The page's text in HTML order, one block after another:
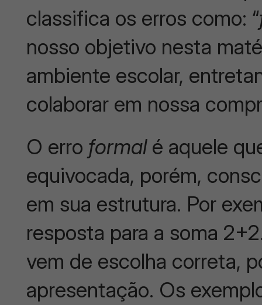
classifica os erros como: “
nosso objetivo nesta
ambiente escolar,
colaborar em nossa
O erro formalé aquele
equivocada, porém,
em sua estrutura. Por
resposta para a soma
vem de escolha correta,
apresentação. Os